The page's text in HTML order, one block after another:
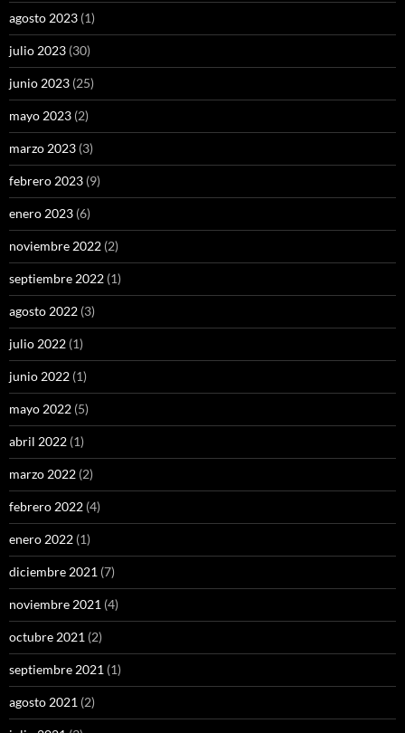
agosto 2023 (1)
julio 2023 (30)
junio 2023 (25)
mayo 2023 (2)
marzo 2023 (3)
febrero 2023 (9)
enero 2023 (6)
noviembre 2022 (2)
septiembre 2022 (1)
agosto 2022 (3)
julio 2022 (1)
junio 2022 (1)
mayo 2022 (5)
abril 2022 (1)
marzo 2022 (2)
febrero 2022 (4)
enero 2022 (1)
diciembre 2021 (7)
noviembre 2021 (4)
octubre 2021 (2)
septiembre 2021 (1)
agosto 2021 (2)